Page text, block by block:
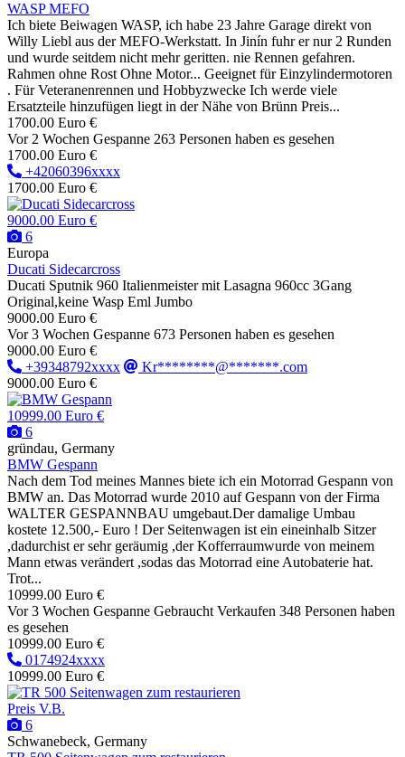
WASP MEFO
Ich biete Beiwagen WASP, ich habe 23 Jahre Garage direkt von
Willy Liebl aus der MEFO-Werkstatt. In Jinín fuhr er nur 2 Runden
und wurde seitdem nicht mehr geritten. nie Rennen gefahren.
Rahmen ohne Rost Ohne Motor... Geeignet für Einzylindermotoren
. Für Veteranenrennen und Hobbyzwecke Ich werde viele
Ersatzteile hinzufügen liegt in der Nähe von Brünn Preis...
1700.00 Euro €
Vor 2 Wochen Gespanne 263 Personen haben es gesehen
1700.00 Euro €
+42060396xxxx
1700.00 Euro €
9000.00 Euro €
6
Europa
Ducati Sidecarcross
Ducati Sputnik 960 Italienmeister mit Lasagna 960cc 3Gang
Original,keine Wasp Eml Jumbo
9000.00 Euro €
Vor 3 Wochen Gespanne 673 Personen haben es gesehen
9000.00 Euro €
+39348792xxxx
Kr********@*******.com
9000.00 Euro €
10999.00 Euro €
6
gründau, Germany
BMW Gespann
Nach dem Tod meines Mannes biete ich ein Motorrad Gespann von
BMW an. Das Motorrad wurde 2010 auf Gespann von der Firma
WALTER GESPANNBAU umgebaut.Der damalige Umbau
kostete 12.500,- Euro ! Der Seitenwagen ist ein eineinhalb Sitzer
,dadurchist er sehr geräumig ,der Kofferraumwurde von meinem
Mann etwas verändert ,sodas das Motorrad eine Autobaterie hat.
Trot...
10999.00 Euro €
Vor 3 Wochen Gespanne Gebraucht Verkaufen 348 Personen haben
es gesehen
10999.00 Euro €
0174924xxxx
10999.00 Euro €
Preis V.B.
6
Schwanebeck, Germany